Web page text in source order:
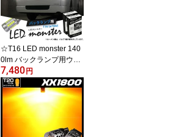
☆T16 LED monster 140
0lm バックランプ用ウェ
ッジバルブ LEDカラー:
ホワイト 色温度：6500K
1セット2個入 ピカキュ
ウ大人気！LEDモンスタ
ーシリーズ 2球だと2800
ルーメン[RSL]
7,480円